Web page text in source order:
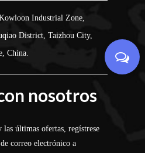
Industrial Zone,
District, Taizhou City,
China.
nosotros
las últimas ofertas, regístrese
correo electrónico a